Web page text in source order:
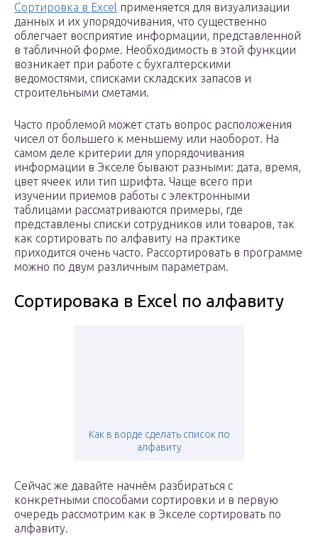
Сортировка в Excel применяется для визуализации
данных и их упорядочивания, что существенно
облегчает восприятие информации, представленной
в табличной форме. Необходимость в этой функции
возникает при работе с бухгалтерскими
ведомостями, списками складских запасов и
строительными сметами.
Часто проблемой может стать вопрос расположения
чисел от большего к меньшему или наоборот. На
самом деле критерии для упорядочивания
информации в Экселе бывают разными: дата, время,
цвет ячеек или тип шрифта. Чаще всего при
изучении приемов работы с электронными
таблицами рассматриваются примеры, где
представлены списки сотрудников или товаров, так
как сортировать по алфавиту на практике
приходится очень часто. Рассортировать в программе
можно по двум различным параметрам.
Сортировака в Excel по алфавиту
Как в ворде сделать список по
алфавиту
Сейчас же давайте начнём разбираться с
конкретными способами сортировки и в первую
очередь рассмотрим как в Экселе сортировать по
алфавиту.